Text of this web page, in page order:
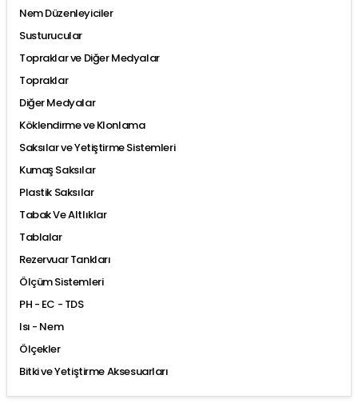
Nem Düzenleyiciler
Susturucular
Topraklar ve Diğer Medyalar
Topraklar
Diğer Medyalar
Köklendirme ve Klonlama
Saksılar ve Yetiştirme Sistemleri
Kumaş Saksılar
Plastik Saksılar
Tabak Ve Altlıklar
Tablalar
Rezervuar Tankları
Ölçüm Sistemleri
PH - EC - TDS
Isı - Nem
Ölçekler
Bitki ve Yetiştirme Aksesuarları